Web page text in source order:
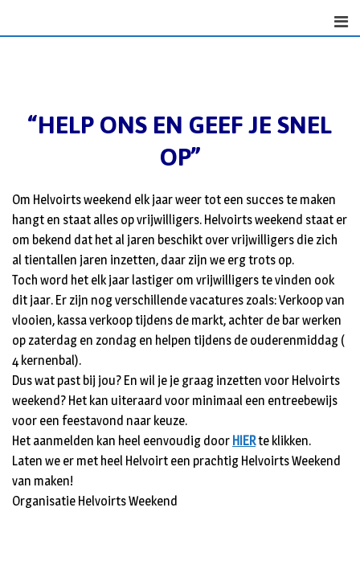
“HELP ONS EN GEEF JE SNEL
OP”
Om Helvoirts weekend elk jaar weer tot een succes te maken
hangt en staat alles op vrijwilligers. Helvoirts weekend staat er
om bekend dat het al jaren beschikt over vrijwilligers die zich
al tientallen jaren inzetten, daar zijn we erg trots op.
Toch word het elk jaar lastiger om vrijwilligers te vinden ook
dit jaar. Er zijn nog verschillende vacatures zoals: Verkoop van
vlooien, kassa verkoop tijdens de markt, achter de bar werken
op zaterdag en zondag en helpen tijdens de ouderenmiddag (
4 kernenbal).
Dus wat past bij jou? En wil je je graag inzetten voor Helvoirts
weekend? Het kan uiteraard voor minimaal een entreebewijs
voor een feestavond naar keuze.
Het aanmelden kan heel eenvoudig door HIERte klikken.
Laten we er met heel Helvoirt een prachtig Helvoirts Weekend
van maken!
Organisatie Helvoirts Weekend